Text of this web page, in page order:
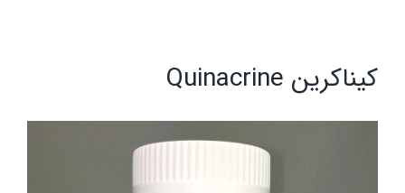
کیناکرین Quinacrine